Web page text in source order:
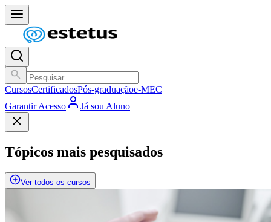
CursosCertificadosPós-graduaçãoe-MEC
Garantir Acesso
Já sou Aluno
Tópicos mais pesquisados
Ver todos os cursos